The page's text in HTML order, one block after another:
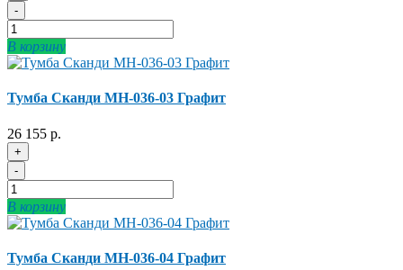
-
В корзину
Тумба Сканди МН-036-03 Графит
26 155 р.
+
-
В корзину
Тумба Сканди МН-036-04 Графит